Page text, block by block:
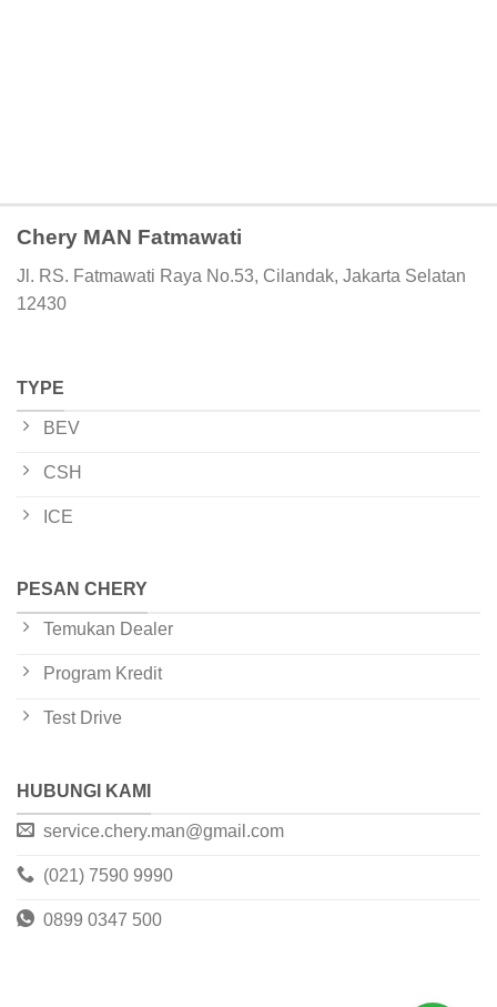
Chery MAN Fatmawati
Jl. RS. Fatmawati Raya No.53, Cilandak, Jakarta Selatan
12430
TYPE
BEV
CSH
ICE
PESAN CHERY
Temukan Dealer
Program Kredit
Test Drive
HUBUNGI KAMI
service.chery.man@gmail.com
(021) 7590 9990
0899 0347 500